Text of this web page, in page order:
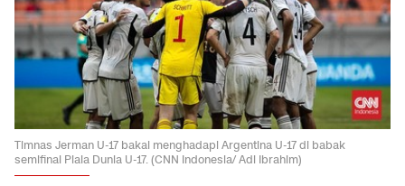
Timnas Jerman U-17 bakal menghadapi Argentina U-17 di babak
semifinal Piala Dunia U-17. (CNN Indonesia/ Adi Ibrahim)